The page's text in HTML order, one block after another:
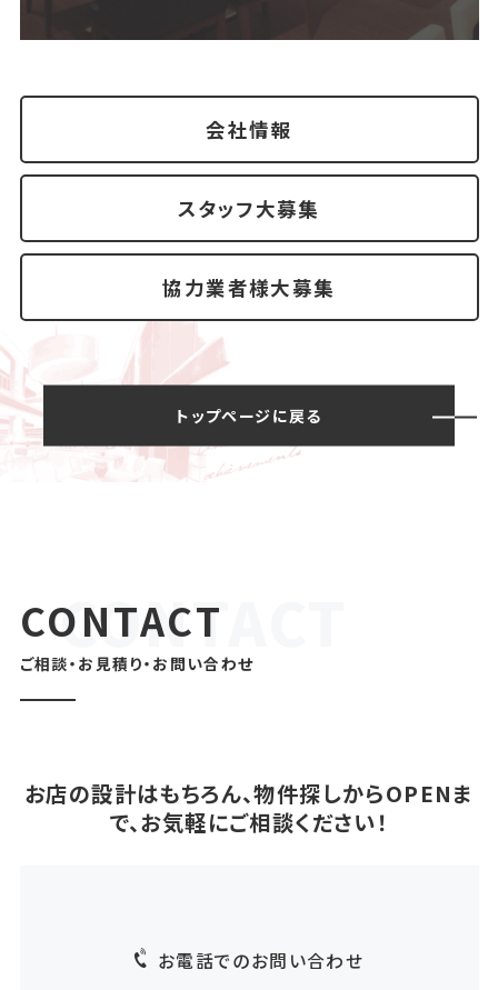
会社情報
スタッフ大募集
協力業者様大募集
トップページに戻る
CONTACT
ご相談・お見積り・お問い合わせ
お店の設計はもちろん、物件探しからOPENま
で、お気軽にご相談ください！
お電話でのお問い合わせ